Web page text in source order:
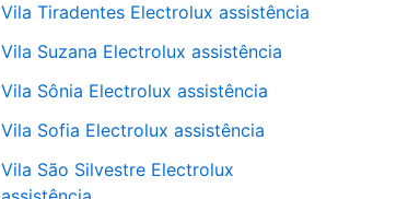
Vila Tiradentes Electrolux assistência
Vila Suzana Electrolux assistência
Vila Sônia Electrolux assistência
Vila Sofia Electrolux assistência
Vila São Silvestre Electrolux